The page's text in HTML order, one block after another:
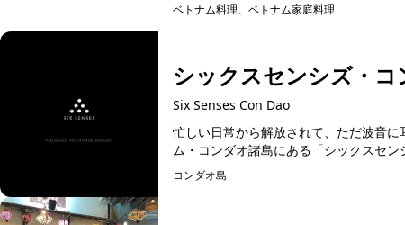
ベトナム料理、ベトナム家庭料理
シックスセンシズ・コ
Six Senses Con Dao
忙しい日常から解放されて、ただ波音
コンダオ島